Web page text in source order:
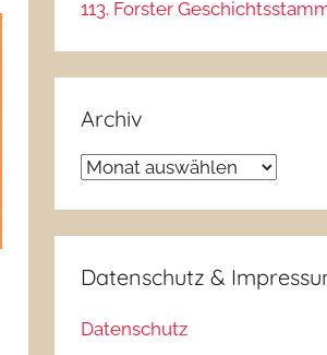
113. Forster
Archiv
Archiv
Datenschutz &
Datenschutz